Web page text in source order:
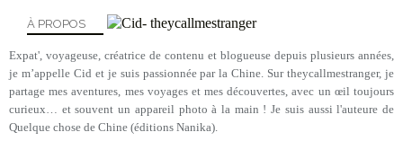
À PROPOS
Expat', voyageuse, créatrice de contenu et blogueuse depuis plusieurs années,
je m’appelle Cid et je suis passionnée par la Chine. Sur theycallmestranger, je
partage mes aventures, mes voyages et mes découvertes, avec un œil toujours
curieux… et souvent un appareil photo à la main ! Je suis aussi l'auteure de
Quelque chose de Chine (éditions Nanika).